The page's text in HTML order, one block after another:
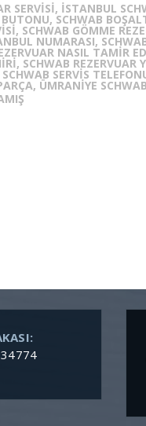
SERVISI, ISTANBUL
SCHWAB
SCHWAB GÖMME
NUMARASI,
NASIL TAMIR
SCHWAB
SERVIS
ÜMRANIYE